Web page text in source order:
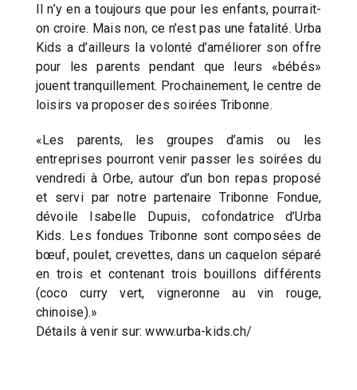
Il n’y en a toujours que pour les enfants, pourrait-
on croire. Mais non, ce n’est pas une fatalité. Urba
Kids a d’ailleurs la volonté d’améliorer son offre
pour les parents pendant que leurs «bébés»
jouent tranquillement. Prochainement, le centre de
loisirs va proposer des soirées Tribonne.
«Les parents, les groupes d’amis ou les
entreprises pourront venir passer les soirées du
vendredi à Orbe, autour d’un bon repas proposé
et servi par notre partenaire Tribonne Fondue,
dévoile Isabelle Dupuis, cofondatrice d’Urba
Kids. Les fondues Tribonne sont composées de
bœuf, poulet, crevettes, dans un caquelon séparé
en trois et contenant trois bouillons différents
(coco curry vert, vigneronne au vin rouge,
chinoise).»
Détails à venir sur: www.urba-kids.ch/